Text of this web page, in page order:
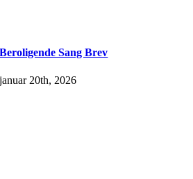
Beroligende Sang Brev
januar 20th, 2026